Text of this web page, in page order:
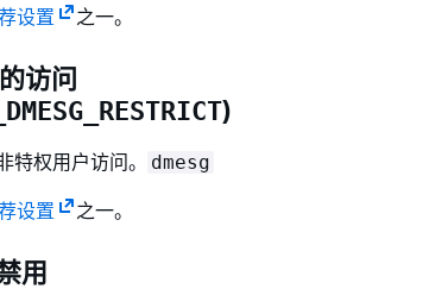
设置 之一。
的访问
)
特权用户访问。 dmesg
设置 之一。
用